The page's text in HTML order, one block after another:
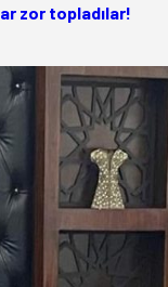
zor topladılar!